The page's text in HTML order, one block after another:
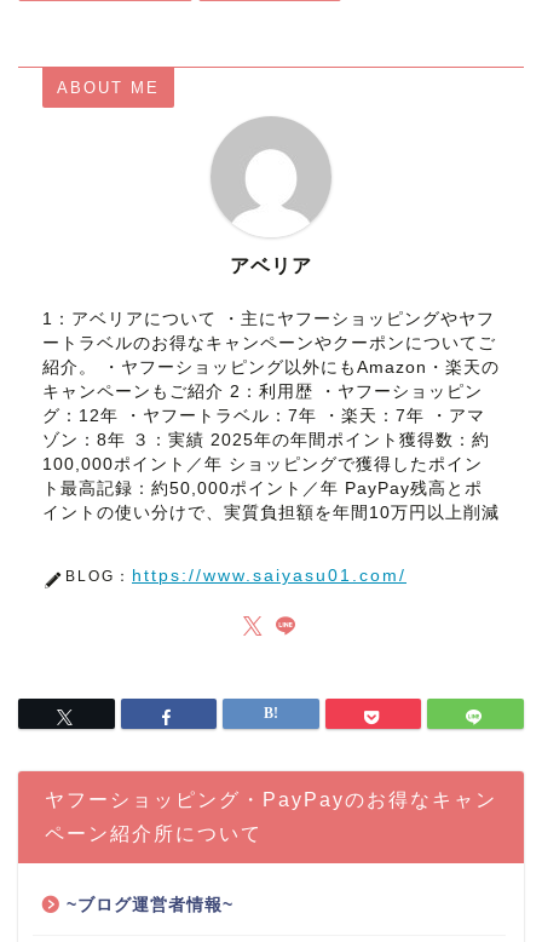
ABOUT ME
アベリア
1：アベリアについて ・主にヤフーショッピングやヤフ
ートラベルのお得なキャンペーンやクーポンについてご
紹介。 ・ヤフーショッピング以外にもAmazon・楽天の
キャンペーンもご紹介 2：利用歴 ・ヤフーショッピン
グ：12年 ・ヤフートラベル：7年 ・楽天：7年 ・アマ
ゾン：8年 ３：実績 2025年の年間ポイント獲得数：約
100,000ポイント／年 ショッピングで獲得したポイン
ト最高記録：約50,000ポイント／年 PayPay残高とポ
イントの使い分けで、実質負担額を年間10万円以上削減
BLOG： https://www.saiyasu01.com/
ヤフーショッピング・PayPayのお得なキャン
ペーン紹介所について
~ブログ運営者情報~